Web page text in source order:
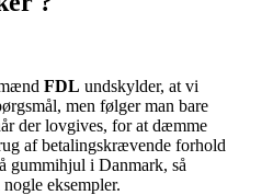
FDL undskylder, at vi
men følger manbare
der lovgives, for at dæmme
afbetalingskrævende forhold
gummihjul i Danmark, så
nogle eksempler.